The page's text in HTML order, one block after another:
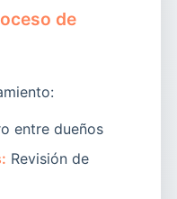
de
entre dueños
Revisión de